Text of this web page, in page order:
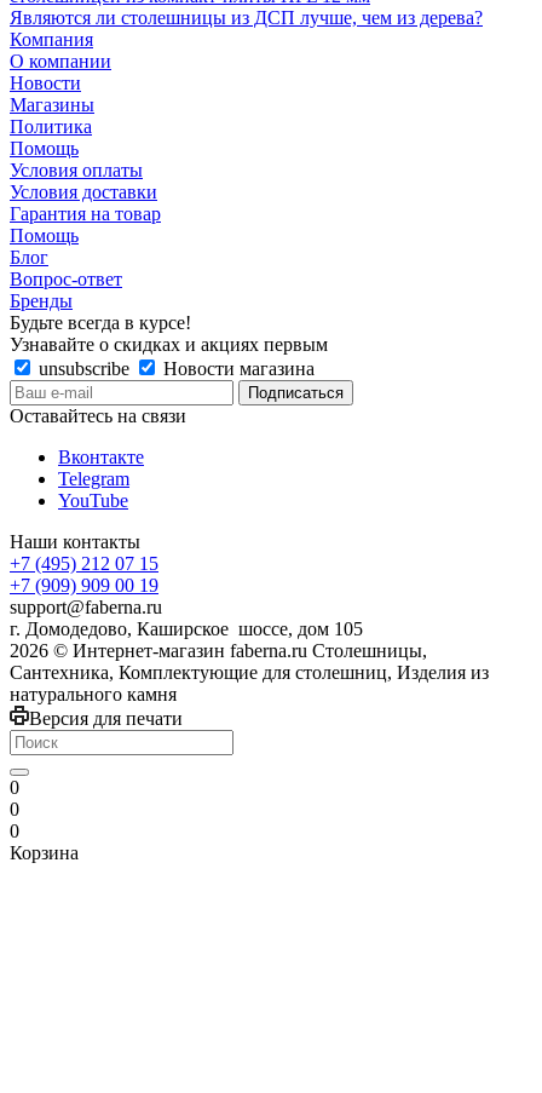
Являются ли столешницы из ДСП лучше, чем из дерева?
Компания
О компании
Новости
Магазины
Политика
Помощь
Условия оплаты
Условия доставки
Гарантия на товар
Помощь
Блог
Вопрос-ответ
Бренды
Будьте всегда в курсе!
Узнавайте о скидках и акциях первым
unsubscribe
Новости магазина
Оставайтесь на связи
Вконтакте
Telegram
YouTube
Наши контакты
+7 (495) 212 07 15
+7 (909) 909 00 19
support@faberna.ru
г. Домодедово, Каширское шоссе, дом 105
2026 © Интернет-магазин faberna.ru Столешницы,
Сантехника, Комплектующие для столешниц, Изделия из
натурального камня
Версия для печати
0
0
0
Корзина